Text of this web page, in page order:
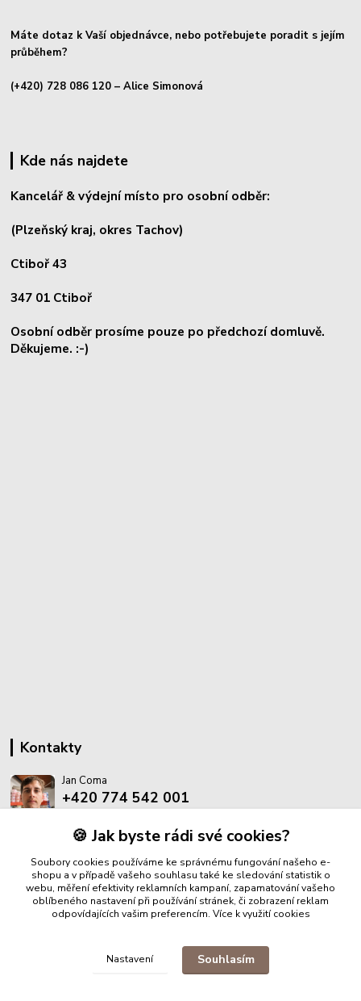
Máte dotaz k Vaší objednávce, nebo potřebujete poradit s jejím
průběhem?
(+420) 728 086 120 – Alice Simonová
Kde nás najdete
Kancelář & výdejní místo pro osobní odběr:
(Plzeňský kraj, okres Tachov)
Ctiboř 43
347 01 Ctiboř
Osobní odběr prosíme pouze po předchozí domluvě.
Děkujeme. :-)
Kontakty
Jan Coma
+420 774 542 001
info@proantik.cz
Upravit sběr cookies.
🍪 Jak byste rádi své cookies?
Soubory cookies používáme ke správnému fungování našeho e-
shopu a v případě vašeho souhlasu také ke sledování statistik o
webu, měření efektivity reklamních kampaní, zapamatování vašeho
oblíbeného nastavení při používání stránek, či zobrazení reklam
odpovídajících vašim preferencím. Více k využití cookies
Nastavení Souhlasím